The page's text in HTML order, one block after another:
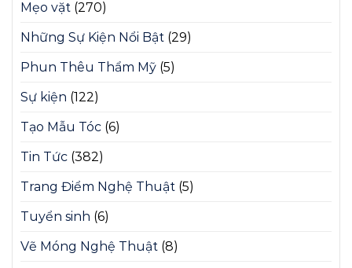
Mẹo vặt (270)
Những Sự Kiện Nổi Bật (29)
Phun Thêu Thẩm Mỹ (5)
Sự kiện (122)
Tạo Mẫu Tóc (6)
Tin Tức (382)
Trang Điểm Nghệ Thuật (5)
Tuyển sinh (6)
Vẽ Móng Nghệ Thuật (8)